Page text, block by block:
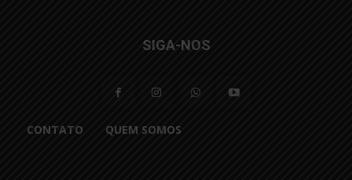
SIGA-NOS
CONTATO QUEM SOMOS